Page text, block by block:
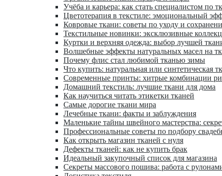
Учёба и карьера: как стать специалистом по
Цветотерапия в текстиле: эмоциональный
Ковровые ткани: советы по уходу и
Текстильные новинки: эксклюзивные
Куртки и верхняя одежда: выбор лучшей
Волшебные эффекты натуральных масел на
Почему флис стал любимой тканью зимы
Что купить: натуральная или синтетическая
Современные принты: хитрые комбинации
Домашний текстиль: лучшие ткани для дома
Как научиться читать этикетки тканей
Самые дорогие ткани мира
Лечебные ткани: факты и заблуждения
Маленькие тайны швейного мастерства:
Профессиональные советы по подбору
Как открыть магазин тканей с нуля
Дефекты тканей: как не купить брак
Идеальный закупочный список для магазина
Секреты массового пошива: работа с